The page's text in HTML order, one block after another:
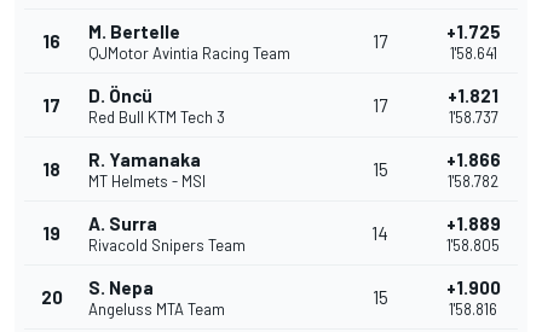
16 M. Bertelle
QJMotor Avintia Racing Team
17 +1.725
1'58.641
17 D. Öncü
Red Bull KTM Tech 3
17 +1.821
1'58.737
18 R. Yamanaka
MT Helmets - MSI
15 +1.866
1'58.782
19 A. Surra
Rivacold Snipers Team
14 +1.889
1'58.805
20 S. Nepa
Angeluss MTA Team
15 +1.900
1'58.816